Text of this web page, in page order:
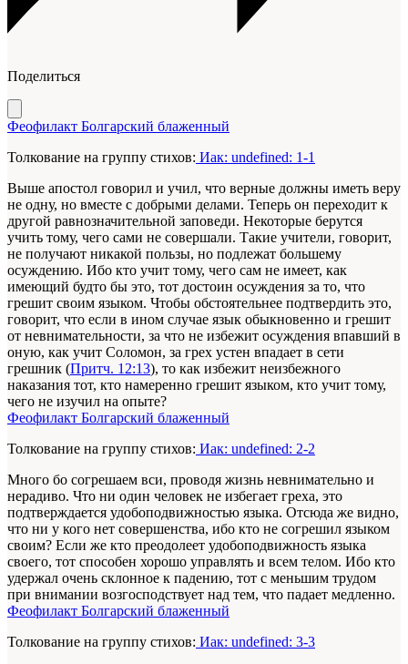
Поделиться
Феофилакт Болгарский блаженный
Толкование на группу стихов: Иак: undefined: 1-1
Выше апостол говорил и учил, что верные должны иметь веру
не одну, но вместе с добрыми делами. Теперь он переходит к
другой равнозначительной заповеди. Некоторые берутся
учить тому, чего сами не совершали. Такие учители, говорит,
не получают никакой пользы, но подлежат большему
осуждению. Ибо кто учит тому, чего сам не имеет, как
имеющий будто бы это, тот достоин осуждения за то, что
грешит своим языком. Чтобы обстоятельнее подтвердить это,
говорит, что если в ином случае язык обыкновенно и грешит
от невнимательности, за что не избежит осуждения впавший в
оную, как учит Соломон, за грех устен впадает в сети
грешник (Притч. 12:13), то как избежит неизбежного
наказания тот, кто намеренно грешит языком, кто учит тому,
чего не изучил на опыте?
Феофилакт Болгарский блаженный
Толкование на группу стихов: Иак: undefined: 2-2
Много бо согрешаем вси, проводя жизнь невнимательно и
нерадиво. Что ни один человек не избегает греха, это
подтверждается удобоподвижностью языка. Отсюда же видно,
что ни у кого нет совершенства, ибо кто не согрешил языком
своим? Если же кто преодолеет удобоподвижность языка
своего, тот способен хорошо управлять и всем телом. Ибо кто
удержал очень склонное к падению, тот с меньшим трудом
при внимании возгосподствует над тем, что падает медленно.
Феофилакт Болгарский блаженный
Толкование на группу стихов: Иак: undefined: 3-3